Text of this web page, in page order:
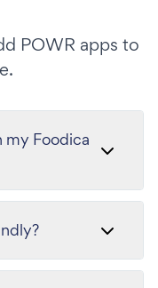
POWR apps to
my Foodica